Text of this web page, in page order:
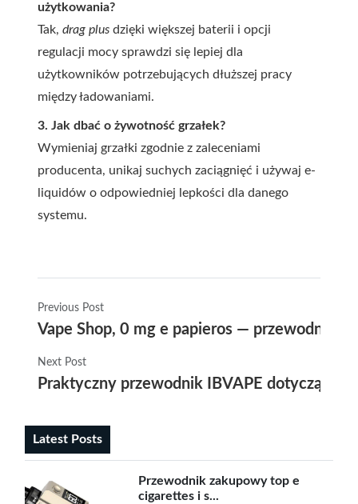
użytkowania?
Tak, drag plus dzięki większej baterii i opcji
regulacji mocy sprawdzi się lepiej dla
użytkowników potrzebujących dłuższej pracy
między ładowaniami.
3. Jak dbać o żywotność grzałek?
Wymieniaj grzałki zgodnie z zaleceniami
producenta, unikaj suchych zaciągnięć i używaj e-
liquidów o odpowiedniej lepkości dla danego
systemu.
Previous Post
Vape Shop, 0 mg e papieros — przewodnik
Next Post
Praktyczny przewodnik IBVAPE dotyczący
Latest Posts
Przewodnik zakupowy top e
cigarettes i s...